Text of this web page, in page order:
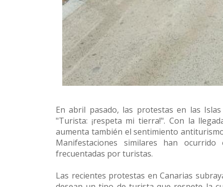
En abril pasado, las protestas en las
"Turista: ¡respeta mi tierra!". Con la
aumenta también el sentimiento
Manifestaciones similares han
frecuentadas por turistas.
Las recientes protestas en Canarias